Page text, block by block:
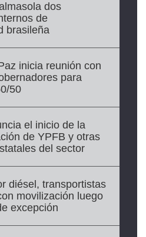
dos
de
brasileña
inicia reunión con
para
50
el inicio de la
de YPFB y otras
del sector
diésel, transportistas
movilización luego
excepción